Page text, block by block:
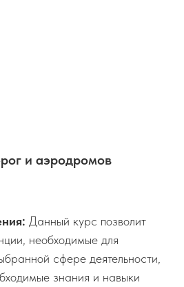
и аэродромов
Данный курс позволит
необходимые для
сфере деятельности,
знания и навыки